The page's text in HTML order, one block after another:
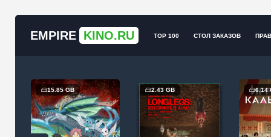
EMPIRE KINO.RU TOP 100 СТОЛ ЗАКАЗОВ
15.85 GB 2.43 GB 6.14